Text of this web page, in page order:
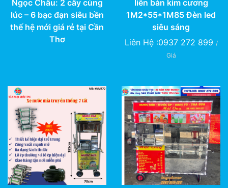
Ngọc Châu: 2 cây cùng
lúc – 6 bạc đạn siêu bền
thế hệ mới giá rẻ tại Cần
Thơ
liền bàn kim cương
1M2*55*1M85 Đèn led
siêu sáng
Liên Hệ :0937 272 899 /
Giá